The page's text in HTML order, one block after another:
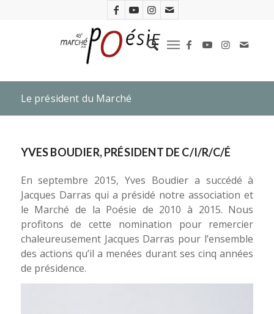
Le président du Marché
YVES BOUDIER, PRÉSIDENT DE C/I/R/C/É
En septembre 2015, Yves Boudier a succédé à
Jacques Darras qui a présidé notre association et
le Marché de la Poésie de 2010 à 2015. Nous
profitons de cette nomination pour remercier
chaleureusement Jacques Darras pour l’ensemble
des actions qu’il a menées durant ses cinq années
de présidence.